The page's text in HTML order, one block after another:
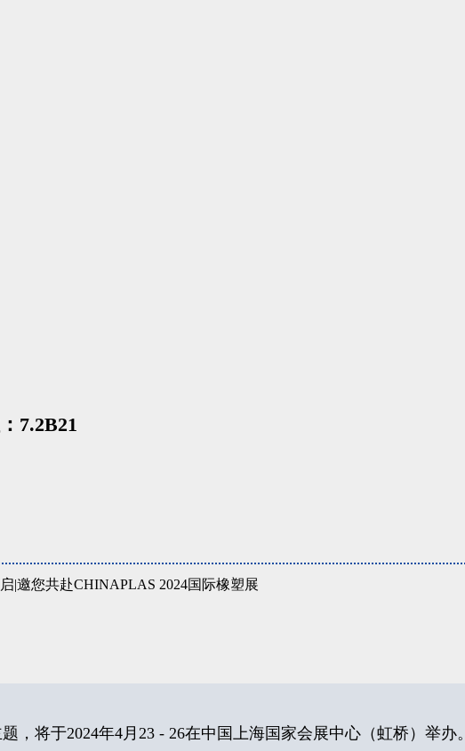
7.2B21
， 将于2024年4月23 - 26在中国上海国家会展中心（虹桥）举办。